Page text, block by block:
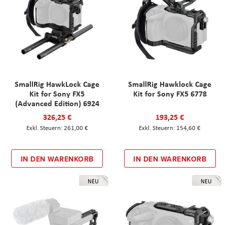
SmallRig HawkLock Cage
Kit for Sony FX5
(Advanced Edition) 6924
326,25 €
261,00 €
IN DEN WARENKORB
SmallRig Hawklock Cage
Kit for Sony FX5 6778
193,25 €
154,60 €
IN DEN WARENKORB
NEU NEU